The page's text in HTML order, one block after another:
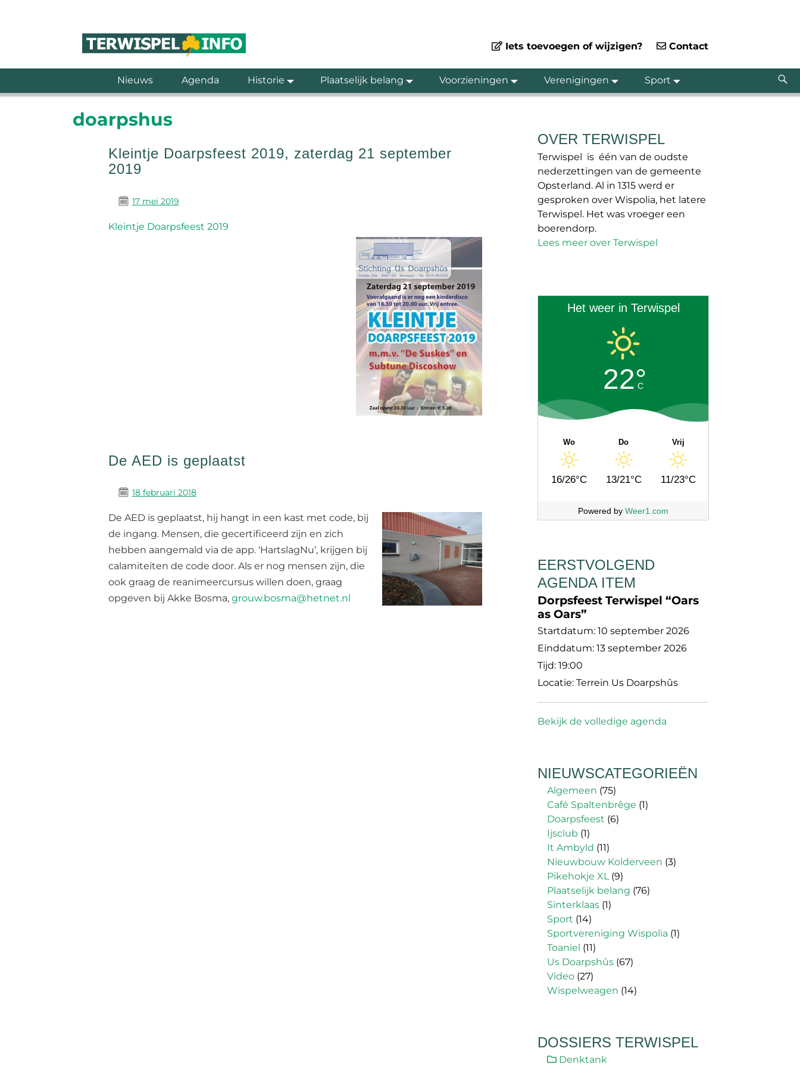
Iets toevoegen of wijzigen? Contact
Nieuws Agenda Historie Plaatselijk belang Voorzieningen Verenigingen Sport
doarpshus
Kleintje Doarpsfeest 2019, zaterdag 21 september
2019
17 mei 2019
Kleintje Doarpsfeest 2019
De AED is geplaatst
18 februari 2018
De AED is geplaatst, hij hangt in een kast met code, bij
de ingang. Mensen, die gecertificeerd zijn en zich
hebben aangemald via de app. ‘HartslagNu’, krijgen bij
calamiteiten de code door. Als er nog mensen zijn, die
ook graag de reanimeercursus willen doen, graag
opgeven bij Akke Bosma, grouw.bosma@hetnet.nl
OVER TERWISPEL
Terwispel is één van de oudste
nederzettingen van de gemeente
Opsterland. Al in 1315 werd er
gesproken over Wispolia, het latere
Terwispel. Het was vroeger een
boerendorp.
Lees meer over Terwispel
Het weer in Terwispel
22°
C
Wo
16/26°C
Do
13/21°C
Vrij
11/23°C
Powered by Weer1.com
EERSTVOLGEND
AGENDA ITEM
Dorpsfeest Terwispel “Oars
as Oars”
Startdatum: 10 september 2026
Einddatum: 13 september 2026
Tijd: 19:00
Locatie: Terrein Us Doarpshûs
Bekijk de volledige agenda
NIEUWSCATEGORIEËN
Algemeen (75)
Café Spaltenbrêge (1)
Doarpsfeest (6)
Ijsclub (1)
It Ambyld (11)
Nieuwbouw Kolderveen (3)
Pikehokje XL(9)
Plaatselijk belang (76)
Sinterklaas (1)
Sport (14)
Sportvereniging Wispolia (1)
Toaniel (11)
Us Doarpshûs (67)
Video (27)
Wispelweagen (14)
DOSSIERS TERWISPEL
Denktank